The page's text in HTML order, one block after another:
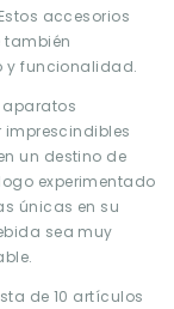
accesorios
también
y funcionalidad.
imprescindibles
un destino de
experimentado
únicas en su
sea muy
de 10 artículos